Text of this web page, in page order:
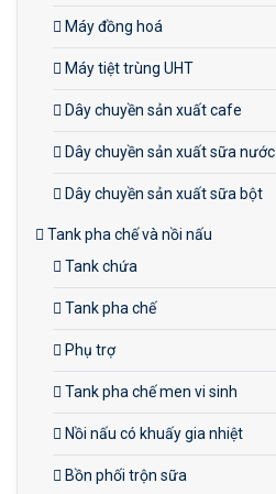
Máy đồng hoá
Máy tiệt trùng UHT
Dây chuyền sản xuất cafe
Dây chuyền sản xuất sữa nước
Dây chuyền sản xuất sữa bột
Tank pha chế và nồi nấu
Tank chứa
Tank pha chế
Phụ trợ
Tank pha chế men vi sinh
Nồi nấu có khuấy gia nhiệt
Bồn phối trộn sữa